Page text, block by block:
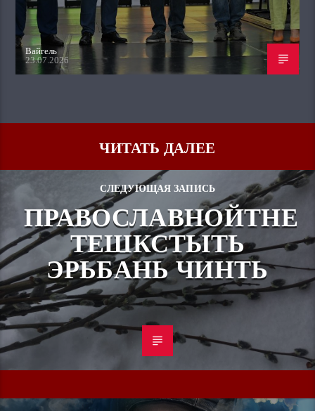
Вайгель
23.07.2026
ЧИТАТЬ ДАЛЕЕ
СЛЕДУЮЩАЯ ЗАПИСЬ
ПРАВОСЛАВНОЙТНЕ
ТЕШКСТЫТЬ
ЭРЬБАНЬ ЧИНТЬ